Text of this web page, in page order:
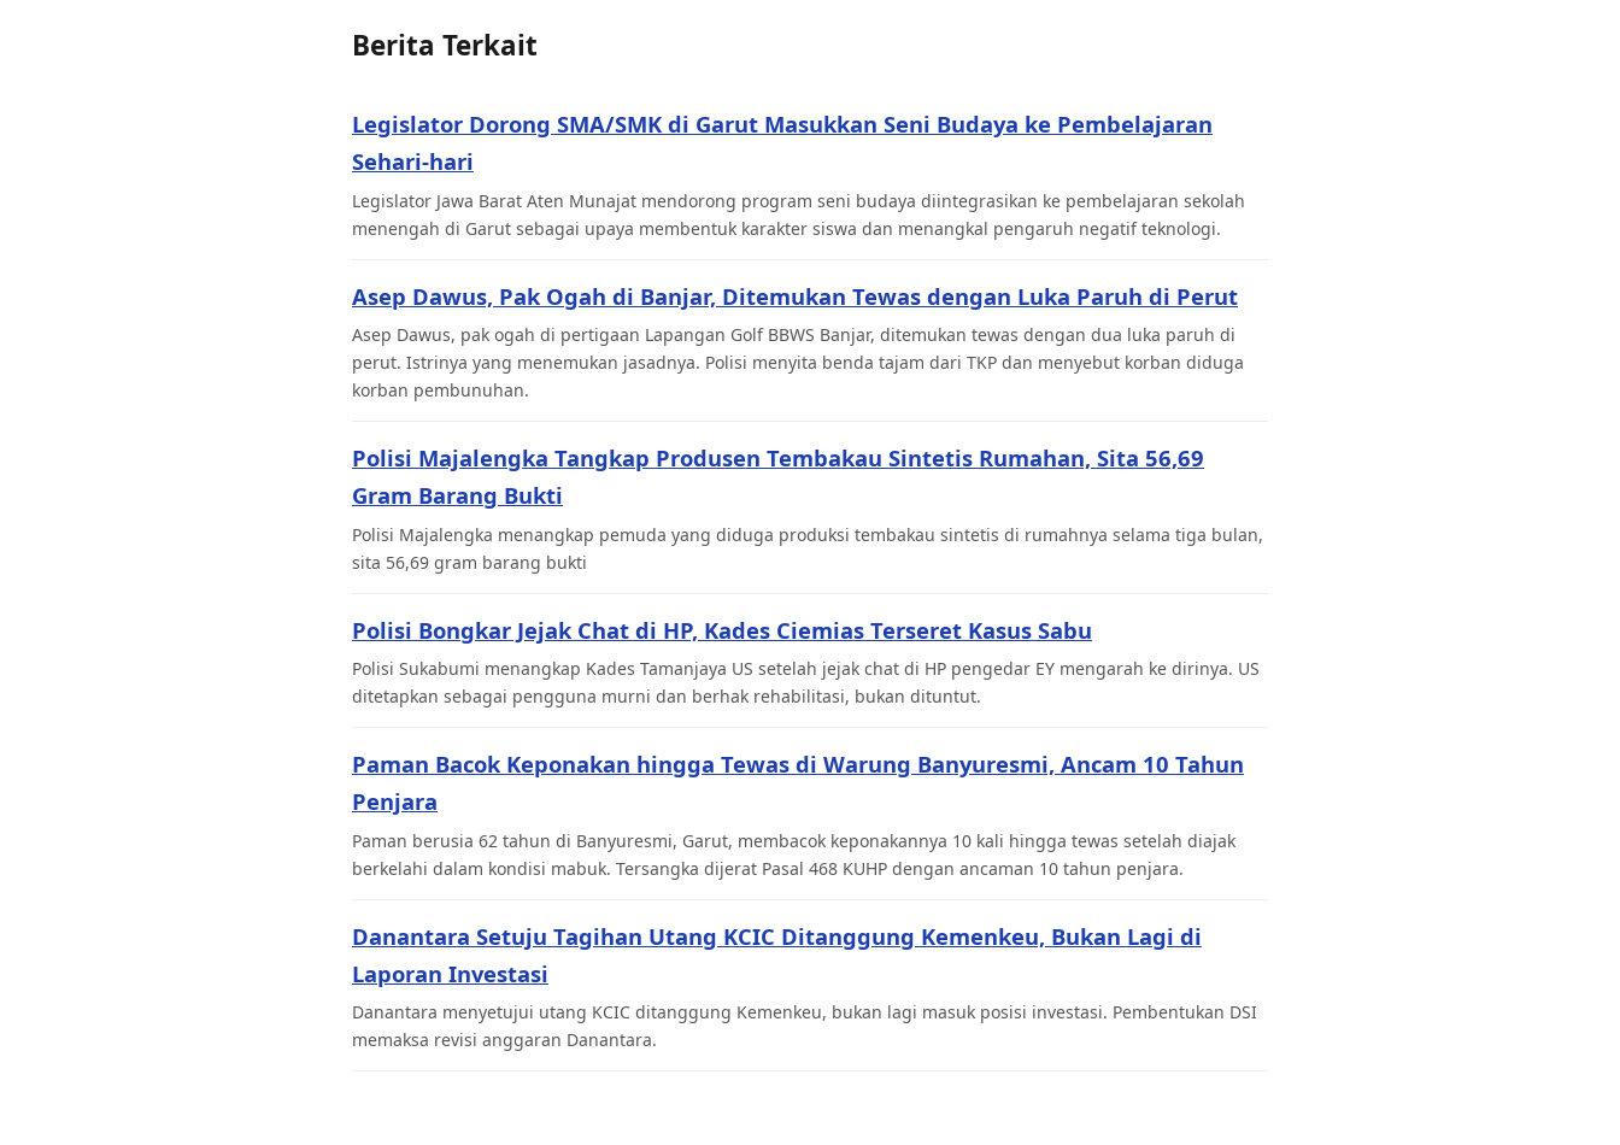
Berita Terkait
Legislator Dorong SMA/SMK di Garut Masukkan Seni Budaya ke Pembelajaran
Sehari-hari
Legislator Jawa Barat Aten Munajat mendorong program seni budaya diintegrasikan ke pembelajaran sekolah
menengah di Garut sebagai upaya membentuk karakter siswa dan menangkal pengaruh negatif teknologi.
Asep Dawus, Pak Ogah di Banjar, Ditemukan Tewas dengan Luka Paruh di Perut
Asep Dawus, pak ogah di pertigaan Lapangan Golf BBWS Banjar, ditemukan tewas dengan dua luka paruh di
perut. Istrinya yang menemukan jasadnya. Polisi menyita benda tajam dari TKP dan menyebut korban diduga
korban pembunuhan.
Polisi Majalengka Tangkap Produsen Tembakau Sintetis Rumahan, Sita 56,69
Gram Barang Bukti
Polisi Majalengka menangkap pemuda yang diduga produksi tembakau sintetis di rumahnya selama tiga bulan,
sita 56,69 gram barang bukti
Polisi Bongkar Jejak Chat di HP, Kades Ciemias Terseret Kasus Sabu
Polisi Sukabumi menangkap Kades Tamanjaya US setelah jejak chat di HP pengedar EY mengarah ke dirinya. US
ditetapkan sebagai pengguna murni dan berhak rehabilitasi, bukan dituntut.
Paman Bacok Keponakan hingga Tewas di Warung Banyuresmi, Ancam 10 Tahun
Penjara
Paman berusia 62 tahun di Banyuresmi, Garut, membacok keponakannya 10 kali hingga tewas setelah diajak
berkelahi dalam kondisi mabuk. Tersangka dijerat Pasal 468 KUHP dengan ancaman 10 tahun penjara.
Danantara Setuju Tagihan Utang KCIC Ditanggung Kemenkeu, Bukan Lagi di
Laporan Investasi
Danantara menyetujui utang KCIC ditanggung Kemenkeu, bukan lagi masuk posisi investasi. Pembentukan DSI
memaksa revisi anggaran Danantara.